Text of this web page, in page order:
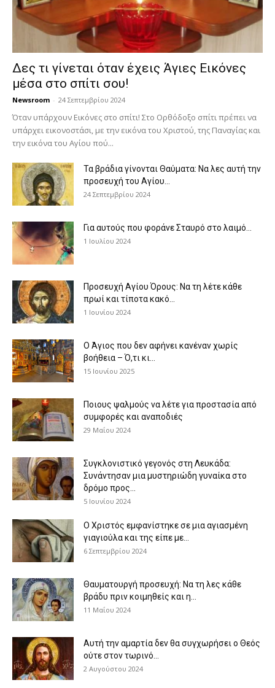
Δες τι γίνεται όταν έχεις Άγιες Εικόνες
μέσα στο σπίτι σου!
Newsroom - 24 Σεπτεμβρίου 2024
Όταν υπάρχουν Εικόνες στο σπίτι! Στο Ορθόδοξο σπίτι πρέπει να
υπάρχει εικονοστάσι, με την εικόνα του Χριστού, της Παν­αγίας και
την εικόνα του Αγίου πού...
Τα βράδια γίνονται Θαύματα: Να λες αυτή την
προσευχή του Αγίου...
24 Σεπτεμβρίου 2024
Για αυτούς που φοράνε Σταυρό στο λαιμό…
1 Ιουλίου 2024
Προσευχή Αγίου Όρους: Να τη λέτε κάθε
πρωί και τίποτα κακό...
1 Ιουνίου 2024
Ο Άγιος που δεν αφήνει κανέναν χωρίς
βοήθεια – Ό,τι κι...
15 Ιουνίου 2025
Ποιους ψαλμούς να λέτε για προστασία από
συμφορές και αναποδιές
29 Μαΐου 2024
Συγκλονιστικό γεγονός στη Λευκάδα:
Συνάντησαν μια μυστηριώδη γυναίκα στο
δρόμο προς...
5 Ιουνίου 2024
Ο Χριστός εμφανίστηκε σε μια αγιασμένη
γιαγιούλα και της είπε με...
6 Σεπτεμβρίου 2024
Θαυματουργή προσευχή: Να τη λες κάθε
βράδυ πριν κοιμηθείς και η...
11 Μαΐου 2024
Αυτή την αμαρτία δεν θα συγχωρήσει ο Θεός
ούτε στον τωρινό...
2 Αυγούστου 2024